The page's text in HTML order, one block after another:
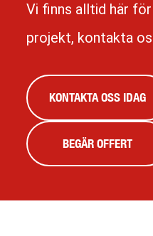
Vi finns alltid här
projekt, kontakta
KONTAKTA OSS IDAG
BEGÄR OFFERT